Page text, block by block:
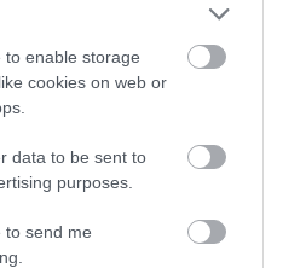
to enable storage
cookies on web or
data to be sent to
purposes.
to send me
ΣΟΥ